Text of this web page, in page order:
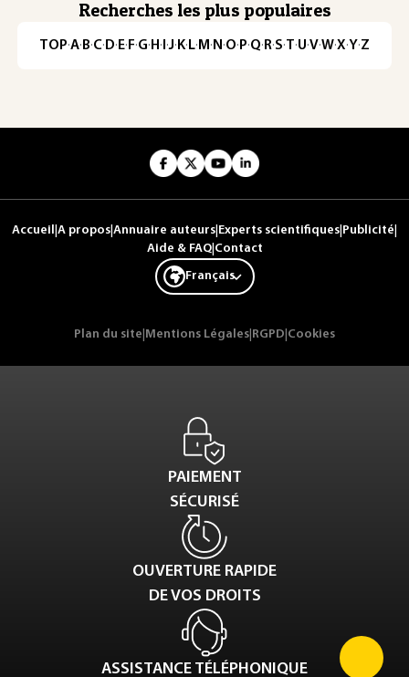
Recherches les plus populaires
TOP·A·B·C· D· E· F·G· H · ·J· K· L· M · N ·O· P·Q· R·S·T·U·V·W·X·Y·Z
Accueil A propos Annuaire auteurs Experts scientifiques Publicité
Aide & FAQ| Contact
Français
Plan du site Mentions Légales RGPD Cookies
PAIEMENT
SÉCURISÉ
OUVERTURE RAPIDE
DE VOS DROITS
ASSISTANCE TÉLÉPHONIQUE